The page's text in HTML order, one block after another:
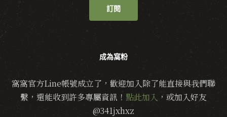
訂閱
成為窩粉
窩窩官方Line帳號成立了，歡迎加入除了能直接與我們聯
繫，還能收到許多專屬資訊！ 點此加入 ，或加入好友
@341jxhxz